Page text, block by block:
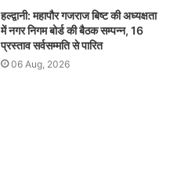
हल्द्वानी: महापौर गजराज बिष्ट की अध्यक्षता
में नगर निगम बोर्ड की बैठक सम्पन्न, 16
प्रस्ताव सर्वसम्मति से पारित
06 Aug, 2026